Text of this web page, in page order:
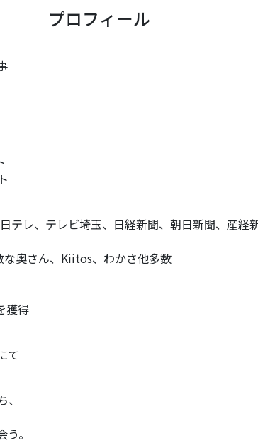
プロフィール
テレ、テレビ埼玉、日経新聞、朝日新聞、産経
奥さん、Kiitos、わかさ他多数
獲得
て
。